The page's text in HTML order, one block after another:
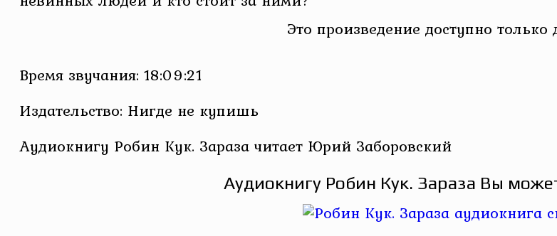
Это произведение доступно только
Время звучания: 18:09:21
Издательство: Нигде не купишь
Аудиокнигу Робин Кук. Зараза читает Юрий Заборовский
Аудиокнигу Робин Кук. Зараза Вы